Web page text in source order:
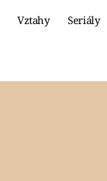
Vztahy Seriály